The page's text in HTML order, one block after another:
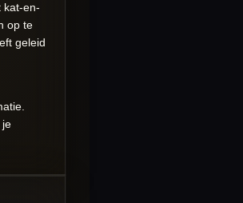
kat-en-
op te
geleid
je